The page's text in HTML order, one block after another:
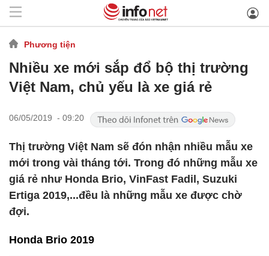
Phương tiện
Nhiều xe mới sắp đổ bộ thị trường
Việt Nam, chủ yếu là xe giá rẻ
06/05/2019 - 09:20
Thị trường Việt Nam sẽ đón nhận nhiều mẫu xe
mới trong vài tháng tới. Trong đó những mẫu xe
giá rẻ như Honda Brio, VinFast Fadil, Suzuki
Ertiga 2019,...đều là những mẫu xe được chờ
đợi.
Honda Brio 2019